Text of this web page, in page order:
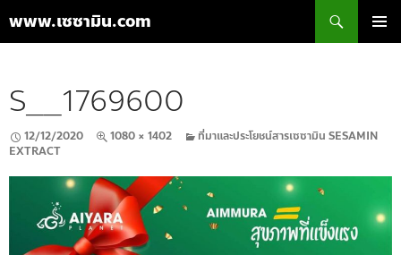
www.เซซามิน.com
เนื้อหา
S__1769600
12/12/2020 1080 × 1402
ที่มาและประโยชน์สารเซซามิน SESAMIN
EXTRACT